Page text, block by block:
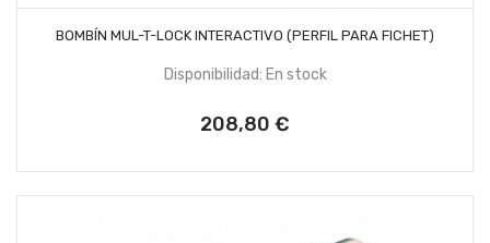
AÑADIR AL CARRITO
BOMBÍN MUL-T-LOCK INTERACTIVO (PERFIL PARA FICHET)
Disponibilidad: En stock
Precio
208,80 €